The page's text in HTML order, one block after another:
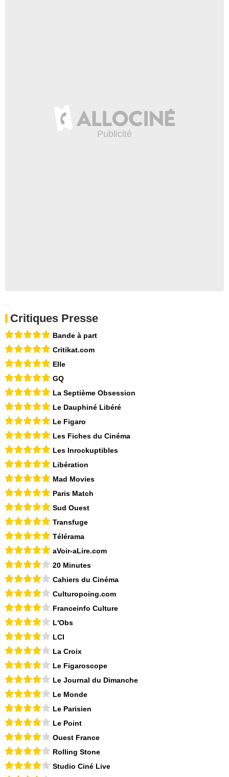
Critiques Presse
Bande à part
Critikat.com
Elle
GQ
La Septième Obsession
Le Dauphiné Libéré
Le Figaro
Les Fiches du Cinéma
Les Inrockuptibles
Libération
Mad Movies
Paris Match
Sud Ouest
Transfuge
Télérama
aVoir-aLire.com
20 Minutes
Cahiers du Cinéma
Culturopoing.com
Franceinfo Culture
L'Obs
LCI
La Croix
Le Figaroscope
Le Journal du Dimanche
Le Monde
Le Parisien
Le Point
Ouest France
Rolling Stone
Studio Ciné Live